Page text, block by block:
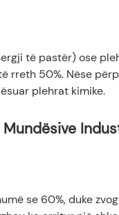
të pastër) ose
rreth 50%. Nëse
plehrat kimike.
Mundësive
se 60%, duke